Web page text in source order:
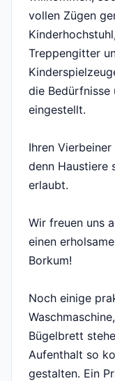
vollen Zügen
Treppengitter
die Bedürfnisse
eingestellt.
Ihren
denn Haustiere
erlaubt.
Wir freuen uns
einen
Borkum!
Noch einige
Bügelbrett
Aufenthalt so
gestalten. Ein